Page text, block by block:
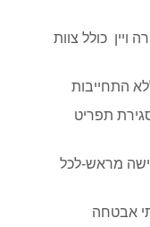
ויין כולל צוות
התחייבות
סגירת תפריט
מראש-לכל
אבטחה